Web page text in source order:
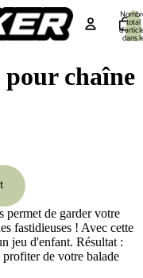
total
dans
pour chaîne
permet de garder votre
fastidieuses ! Avec cette
jeu d'enfant. Résultat :
de votre balade